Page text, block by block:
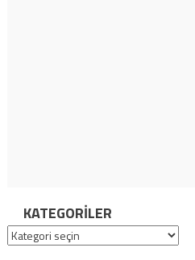
KATEGORILER
Kategoriler